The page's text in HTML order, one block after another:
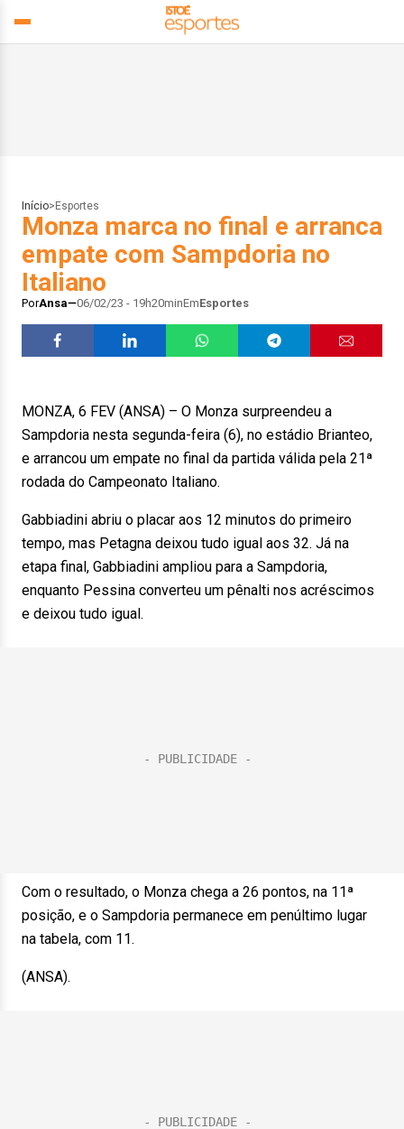
Início> Esportes
Monza marca no final e arranca
empate com Sampdoria no
Italiano
PorAnsa 06/02/23 - 19h20minEmEsportes
MONZA, 6 FEV (ANSA) – O Monza surpreendeu a
Sampdoria nesta segunda-feira (6), no estádio Brianteo,
e arrancou um empate no final da partida válida pela 21ª
rodada do Campeonato Italiano.
Gabbiadini abriu o placar aos 12 minutos do primeiro
tempo, mas Petagna deixou tudo igual aos 32. Já na
etapa final, Gabbiadini ampliou para a Sampdoria,
enquanto Pessina converteu um pênalti nos acréscimos
e deixou tudo igual.
Com o resultado, o Monza chega a 26 pontos, na 11ª
posição, e o Sampdoria permanece em penúltimo lugar
na tabela, com 11.
(ANSA).